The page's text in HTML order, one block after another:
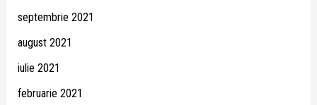
septembrie 2021
august 2021
iulie 2021
februarie 2021